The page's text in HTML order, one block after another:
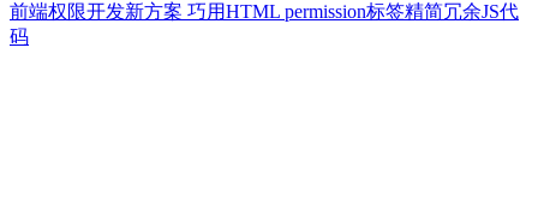
前端权限开发新方案 巧用HTML permission标签精简冗余JS代
码